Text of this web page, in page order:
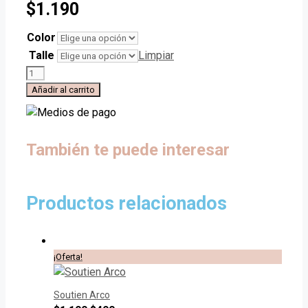
$1.190
Color
Talle
Limpiar
Soutien
Bustier
cantidad
Añadir al carrito
También te puede interesar
Productos relacionados
¡Oferta!
Soutien Arco